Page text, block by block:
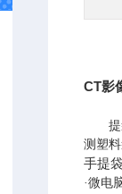
CT影
测塑
手提
·微电